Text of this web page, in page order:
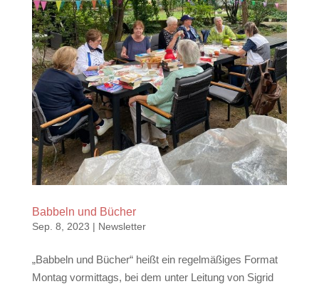
Babbeln und Bücher
Sep. 8, 2023 | Newsletter
„Babbeln und Bücher“ heißt ein regelmäßiges Format
Montag vormittags, bei dem unter Leitung von Sigrid